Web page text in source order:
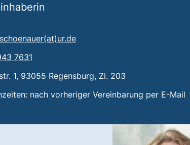
(öffnet Ihr E-Mail-Programm)
7631
1, 93055 Regensburg, Zi. 203
Informationen:
nach vorheriger Vereinbarung per E-Mail